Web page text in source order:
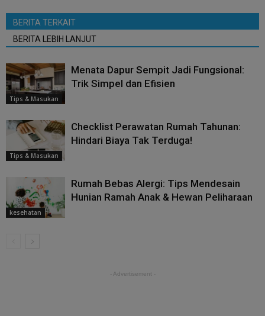
BERITA TERKAIT
BERITA LEBIH LANJUT
Tips & Masukan
Menata Dapur Sempit Jadi Fungsional:
Trik Simpel dan Efisien
Tips & Masukan
Checklist Perawatan Rumah Tahunan:
Hindari Biaya Tak Terduga!
kesehatan
Rumah Bebas Alergi: Tips Mendesain
Hunian Ramah Anak & Hewan Peliharaan
- Advertisement -